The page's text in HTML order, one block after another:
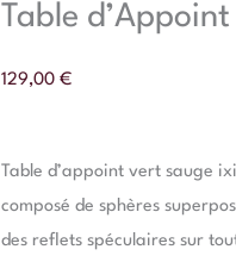
Table
129,00 €
Table d’appoint vert sauge
composé de sphères
des reflets spéculaires sur